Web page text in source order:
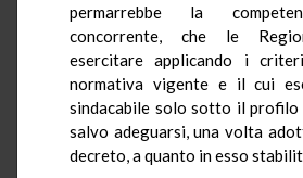
permarrebbe la
concorrente, che le
esercitare applicando i
normativa vigente e il cui
sindacabile solo sotto il profilo
salvo adeguarsi, una volta
decreto, a quanto in esso